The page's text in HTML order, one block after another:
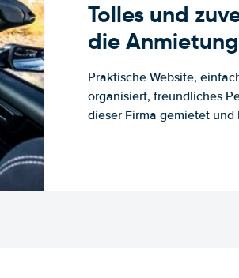
Tolles und
die
Praktische Website,
organisiert, freundliches
dieser Firma gemietet